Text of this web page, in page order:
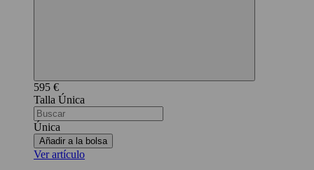
595 €
Única
Única
Añadir a la bolsa
Ver artículo